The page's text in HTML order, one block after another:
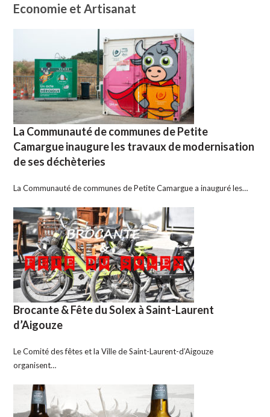
Economie et Artisanat
La Communauté de communes de Petite
Camargue inaugure les travaux de modernisation
de ses déchèteries
La Communauté de communes de Petite Camargue a inauguré les…
Brocante & Fête du Solex à Saint-Laurent
d’Aigouze
Le Comité des fêtes et la Ville de Saint-Laurent-d’Aigouze
organisent…